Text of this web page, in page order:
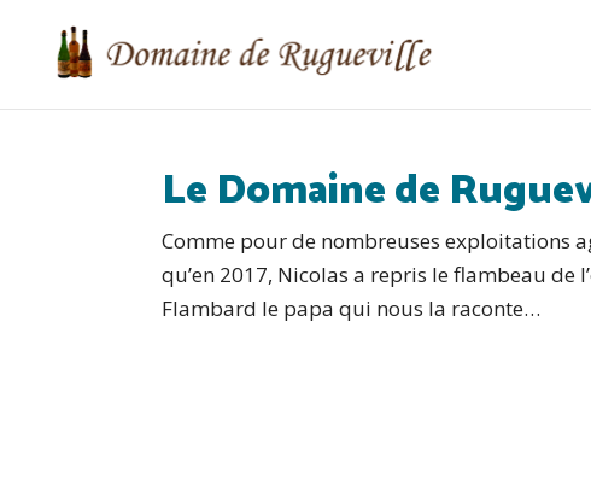
Le Domaine de
Comme pour de nombreuses exploitations
qu’en 2017, Nicolas a repris le flambeau de
Flambard le papa qui nous la raconte…